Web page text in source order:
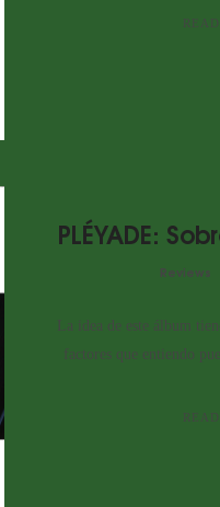
PLÉYADE:
Reviews
La idea de este álbum
factores que entiendo